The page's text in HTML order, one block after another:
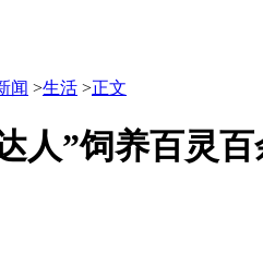
闻 >生活 >正文
人”饲养百灵